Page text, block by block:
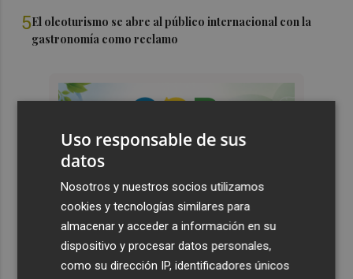
5El oleoturismo se abre al público internacional con la
gastronomía como reclamo
Uso responsable de sus
datos
Nosotros y nuestros socios utilizamos
cookies y tecnologías similares para
almacenar y acceder a información en su
dispositivo y procesar datos personales,
como su dirección IP, identificadores únicos